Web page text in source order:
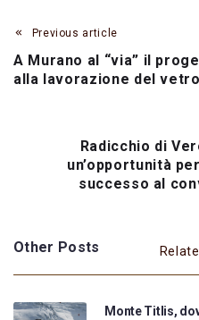
Previous article
A Murano al “via” il
alla lavorazione del
Radicchio di
un’opportunità
successo al
Other Posts
Monte Titlis,